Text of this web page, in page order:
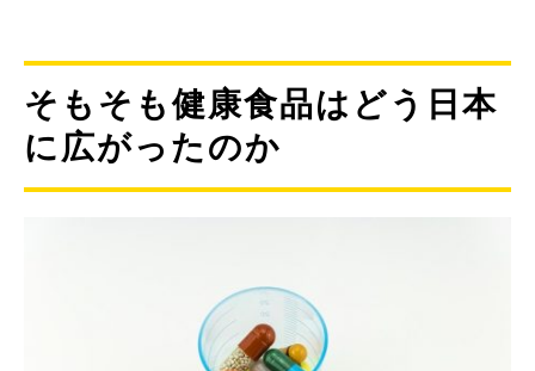
そもそも健康食品はどう日本
に広がったのか